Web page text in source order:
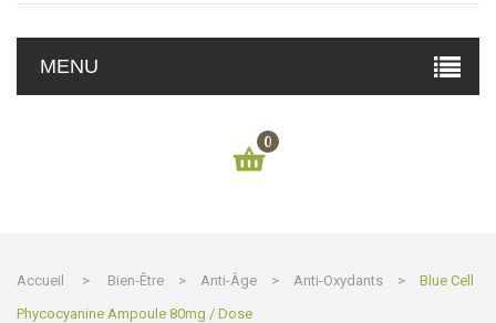
MENU
0
Accueil > Bien-Être > Anti-Âge > Anti-Oxydants >
Blue Cell
Phycocyanine Ampoule 80mg / Dose